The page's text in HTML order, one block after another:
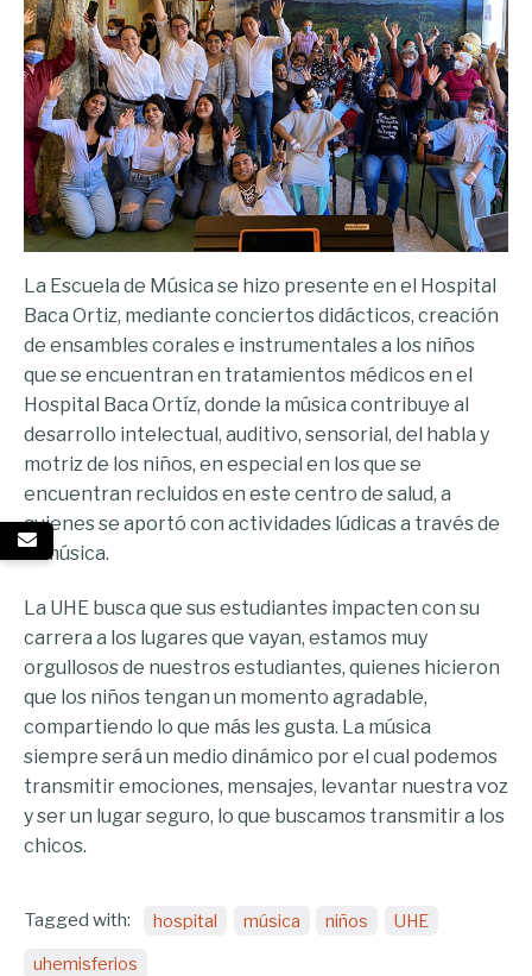
La Escuela de Música se hizo presente en el Hospital
Baca Ortiz, mediante conciertos didácticos, creación
de ensambles corales e instrumentales a los niños
que se encuentran en tratamientos médicos en el
Hospital Baca Ortíz, donde la música contribuye al
desarrollo intelectual, auditivo, sensorial, del habla y
motriz de los niños, en especial en los que se
encuentran recluidos en este centro de salud, a
quienes se aportó con actividades lúdicas a través de
la música.
La UHE busca que sus estudiantes impacten con su
carrera a los lugares que vayan, estamos muy
orgullosos de nuestros estudiantes, quienes hicieron
que los niños tengan un momento agradable,
compartiendo lo que más les gusta. La música
siempre será un medio dinámico por el cual podemos
transmitir emociones, mensajes, levantar nuestra voz
y ser un lugar seguro, lo que buscamos transmitir a los
chicos.
Tagged with: hospital música niños UHE
uhemisferios